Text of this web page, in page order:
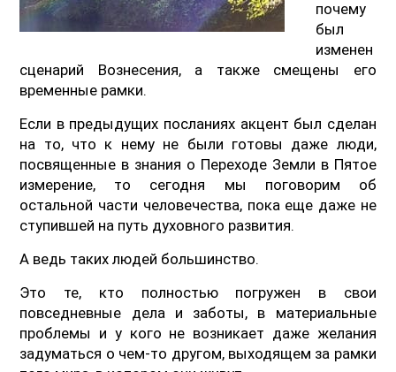
почему
был
изменен
сценарий Вознесения, а также смещены его
временные рамки.
Если в предыдущих посланиях акцент был сделан
на то, что к нему не были готовы даже люди,
посвященные в знания о Переходе Земли в Пятое
измерение, то сегодня мы поговорим об
остальной части человечества, пока еще даже не
ступившей на путь духовного развития.
А ведь таких людей большинство.
Это те, кто полностью погружен в свои
повседневные дела и заботы, в материальные
проблемы и у кого не возникает даже желания
задуматься о чем-то другом, выходящем за рамки